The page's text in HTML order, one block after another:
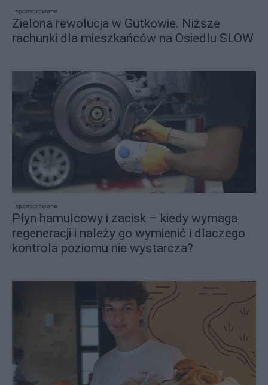
sponsorowane
Zielona rewolucja w Gutkowie. Niższe
rachunki dla mieszkańców na Osiedlu SLOW
sponsorowane
Płyn hamulcowy i zacisk – kiedy wymaga
regeneracji i należy go wymienić i dlaczego
kontrola poziomu nie wystarcza?